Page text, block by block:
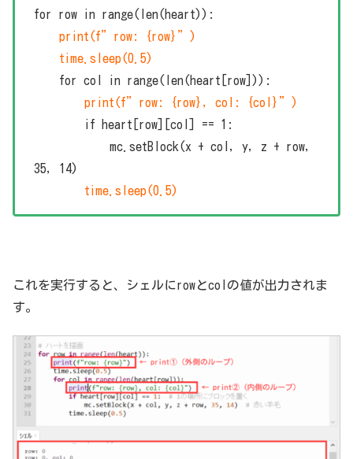
for row in range(len(heart)):
print(f”row: {row}”)
time.sleep(0.5)
for col in range(len(heart[row])):
print(f”row: {row}, col: {col}”)
if heart[row][col] == 1:
mc.setBlock(x + col, y, z + row,
35, 14)
time.sleep(0.5)
これを実行すると、シェルにrowとcolの値が出力されま
す。